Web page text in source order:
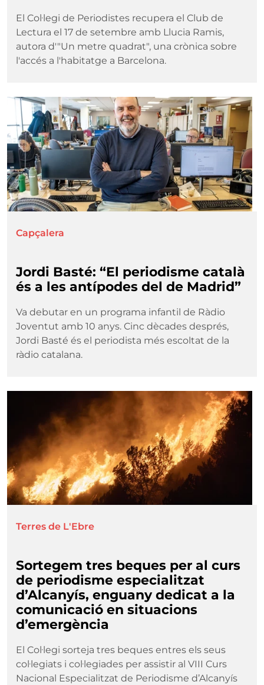
El Col·legi de Periodistes recupera el Club de
Lectura el 17 de setembre amb Llucia Ramis,
autora d'"Un metre quadrat", una crònica sobre
l'accés a l'habitatge a Barcelona.
Imatge
Capçalera
Jordi Basté: “El periodisme català
és a les antípodes del de Madrid”
Va debutar en un programa infantil de Ràdio
Joventut amb 10 anys. Cinc dècades després,
Jordi Basté és el periodista més escoltat de la
ràdio catalana.
Terres de L'Ebre
Sortegem tres beques per al curs
de periodisme especialitzat
d’Alcanyís, enguany dedicat a la
comunicació en situacions
d’emergència
El Col·legi sorteja tres beques entres els seus
col·legiats i col·legiades per assistir al VIII Curs
Nacional Especialitzat de Periodisme d’Alcanyís